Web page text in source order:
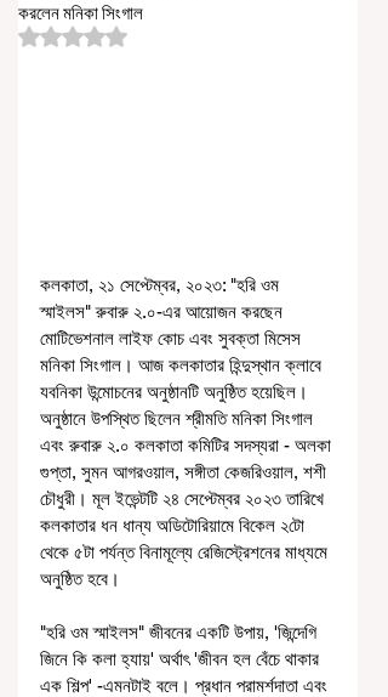
করলেন মনিকা সিংগাল
Rated NaN out of 5 stars.
কলকাতা, ২১ সেপ্টেম্বর, ২০২৩: "হরি ওম
স্মাইলস" রুবারু ২.০-এর আয়োজন করছেন
মোটিভেশনাল লাইফ কোচ এবং সুবক্তা মিসেস
মনিকা সিংগাল। আজ কলকাতার হিন্দুস্থান ক্লাবে
যবনিকা উন্মোচনের অনুষ্ঠানটি অনুষ্ঠিত হয়েছিল।
অনুষ্ঠানে উপস্থিত ছিলেন শ্রীমতি মনিকা সিংগাল
এবং রুবারু ২.০ কলকাতা কমিটির সদস্যরা - অলকা
গুপ্তা, সুমন আগরওয়াল, সঙ্গীতা কেজরিওয়াল, শশী
চৌধুরী। মূল ইভেন্টটি ২৪ সেপ্টেম্বর ২০২৩ তারিখে
কলকাতার ধন ধান্য অডিটোরিয়ামে বিকেল ২টো
থেকে ৫টা পর্যন্ত বিনামূল্যে রেজিস্ট্রেশনের মাধ্যমে
অনুষ্ঠিত হবে।
"হরি ওম স্মাইলস" জীবনের একটি উপায়, 'জিন্দেগি
জিনে কি কলা হ্যায়' অর্থাৎ 'জীবন হল বেঁচে থাকার
এক শিল্প' -এমনটাই বলে। প্রধান পরামর্শদাতা এবং